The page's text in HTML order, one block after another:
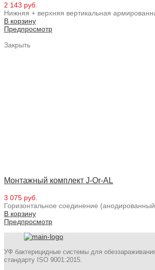
2 143 руб.
Нижняя + верхняя вертикальная
В корзину
Предпросмотр
Закрыть
Монтажный комплект J-Or-AL
3 075 руб.
Горизонтальное соединение
В корзину
Предпросмотр
УФ бактерицидные системы для
стандарту ISO 9001:2015.